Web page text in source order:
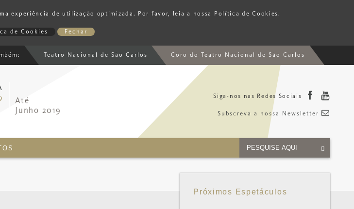
experiência de utilização optimizada. Por favor, leia a nossa Política de Cookies.
de Cookies Fechar
Teatro Nacional de São Carlos Coro do Teatro Nacional de São Carlos
Até
Junho 2019
Subscreva a nossa Newsletter
Siga-nos nas Redes Sociais
Próximos Espetáculos